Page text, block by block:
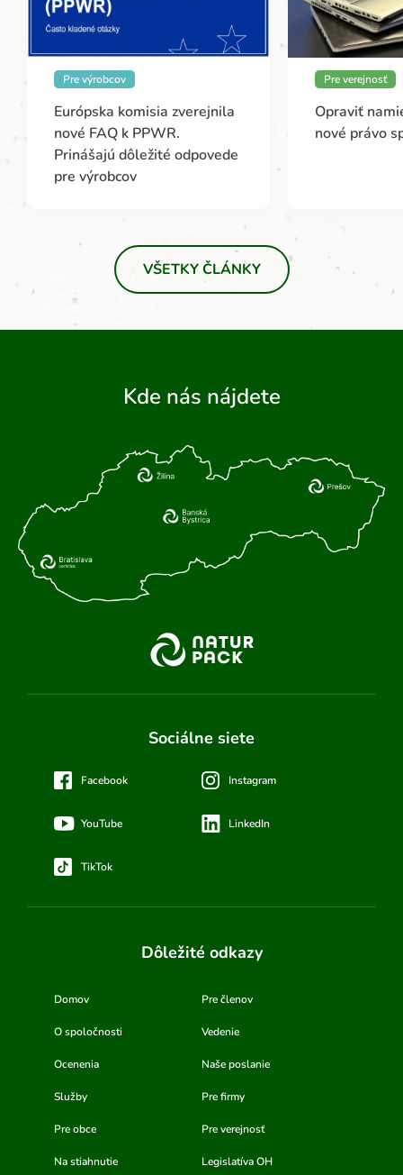
Pre výrobcov
Európska komisia zverejnila
nové FAQ k PPWR.
Prinášajú dôležité odpovede
pre výrobcov
Pre verejnosť
Opraviť
nové právo
VŠETKY ČLÁNKY
Kde nás nájdete
Sociálne siete
Facebook Instagram
YouTube LinkedIn
TikTok
Dôležité odkazy
Domov Pre členov
O spoločnosti Vedenie
Ocenenia Naše poslanie
Služby Pre firmy
Pre obce Pre verejnosť
Na stiahnutie Legislatíva OH